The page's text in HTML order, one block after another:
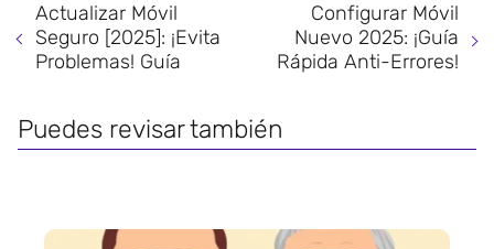
Actualizar Móvil
Seguro [2025]: ¡Evita
Problemas! Guía
Configurar Móvil
Nuevo 2025: ¡Guía
Rápida Anti-Errores!
Puedes revisar también